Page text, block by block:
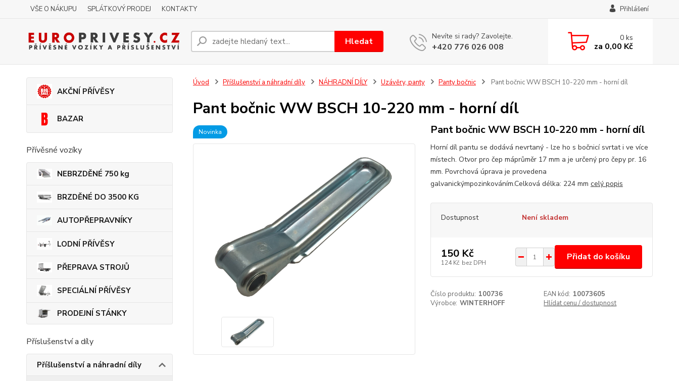
VŠE O NÁKUPU SPLÁTKOVÝ PRODEJ KONTAKTY Přihlášení
Hledat Nevíte si rady? Zavolejte.
+420 776 026 008
0ks
za 0,00 Kč
AKČNÍ PŘÍVĚSY
BAZAR
Přívěsné vozíky
NEBRZDĚNÉ 750 kg
BRZDĚNÉ DO 3500 KG
AUTOPŘEPRAVNÍKY
LODNÍ PŘÍVĚSY
PŘEPRAVA STROJŮ
SPECIÁLNÍ PŘÍVĚSY
PRODEJNÍ STÁNKY
Příslušenství a díly
Příšlušenství a náhradní díly
Úvod Příšlušenství a náhradní díly NÁHRADNÍ DÍLY Uzávěry, panty Panty bočnic Pant bočnic WW BSCH 10-220 mm - horní díl
Pant bočnic WW BSCH 10-220 mm - horní díl
Novinka Pant bočnic WW BSCH 10-220 mm - horní díl
Horní díl pantu se dodává nevrtaný - lze ho s bočnicí svrtat i ve více
místech. Otvor pro čep máprůměr 17 mm a je určený pro čepy pr. 16
mm. Povrchová úprava je provedena
galvanickýmpozinkováním.Celková délka: 224 mm celý popis
Dostupnost Není skladem
150 Kč
124 Kč bez DPH
Přidat do košíku
Číslo produktu: 100736 EAN kód: 10073605
Výrobce: WINTERHOFF Hlídat cenu / dostupnost